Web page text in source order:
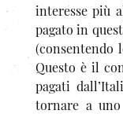
interesse più
pagato in
(consentendo
Questo è il
pagati
tornare a